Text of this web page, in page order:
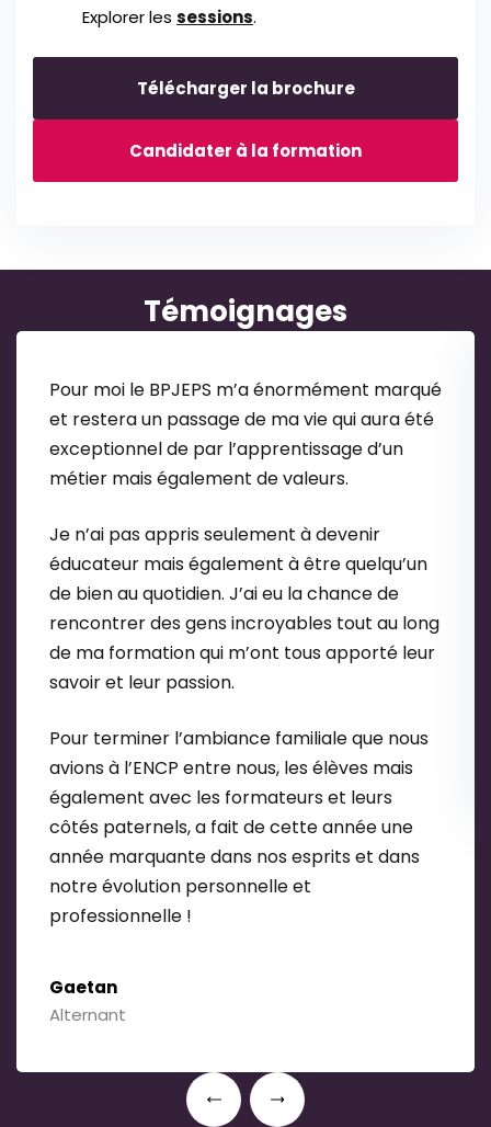
Explorer les sessions.
Télécharger la brochure
Candidater à la formation
Témoignages
Pour moi le BPJEPS m’a énormément marqué
et restera un passage de ma vie qui aura été
exceptionnel de par l’apprentissage d’un
métier mais également de valeurs.
Je n’ai pas appris seulement à devenir
éducateur mais également à être quelqu’un
de bien au quotidien. J’ai eu la chance de
rencontrer des gens incroyables tout au long
de ma formation qui m’ont tous apporté leur
savoir et leur passion.
Pour terminer l’ambiance familiale que nous
avions à l’ENCP entre nous, les élèves mais
également avec les formateurs et leurs
côtés paternels, a fait de cette année une
année marquante dans nos esprits et dans
notre évolution personnelle et
professionnelle !
Gaetan
Alternant